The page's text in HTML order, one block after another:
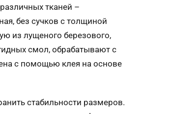
тканей –
без сучков с толщиной
из лущеного березового,
смол, обрабатывают с
с помощью клея на основе
стабильности размеров.